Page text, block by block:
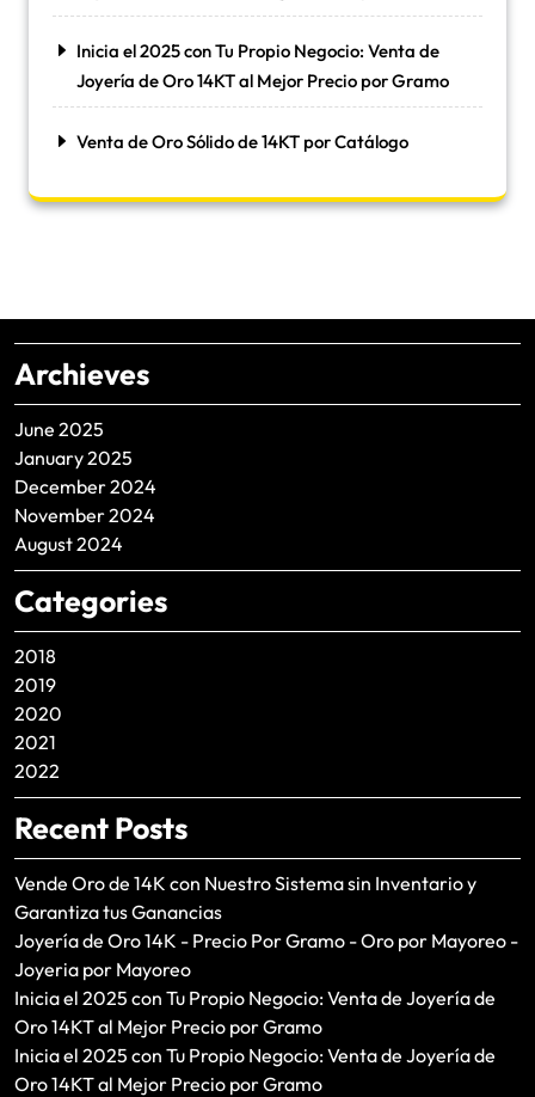
Inicia el 2025 con Tu Propio Negocio: Venta de
Joyería de Oro 14KT al Mejor Precio por Gramo
Venta de Oro Sólido de 14KT por Catálogo
Archieves
June 2025
January 2025
December 2024
November 2024
August 2024
Categories
2018
2019
2020
2021
2022
Recent Posts
Vende Oro de 14K con Nuestro Sistema sin Inventario y
Garantiza tus Ganancias
Joyería de Oro 14K - Precio Por Gramo - Oro por Mayoreo -
Joyeria por Mayoreo
Inicia el 2025 con Tu Propio Negocio: Venta de Joyería de
Oro 14KT al Mejor Precio por Gramo
Inicia el 2025 con Tu Propio Negocio: Venta de Joyería de
Oro 14KT al Mejor Precio por Gramo